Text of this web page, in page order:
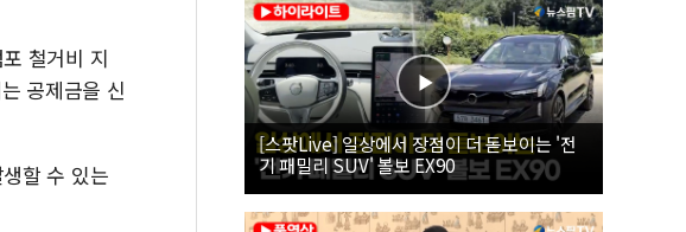
철거비 지
공제금을 신
할 수 있는
[스팟Live] 일상에서 장점이 더 돋보이는 '전
기 패밀리 SUV' 볼보 EX90